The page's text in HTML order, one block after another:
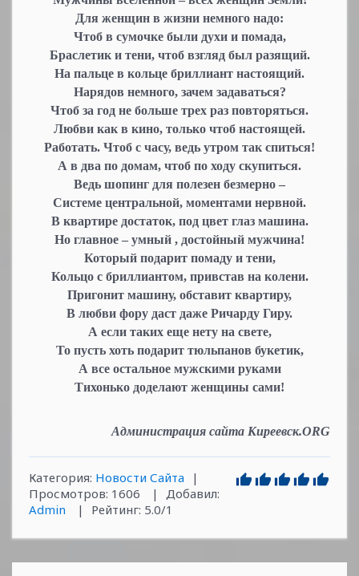
Для женщин в жизни немного надо:
Чтоб в сумочке были духи и помада,
Браслетик и тени, чтоб взгляд был разящий.
На пальце в кольце бриллиант настоящий.
Нарядов немного, зачем задаваться?
Чтоб за год не больше трех раз повторяться.
Любви как в кино, только чтоб настоящей.
Работать. Чтоб с часу, ведь утром так спиться!
А в два по домам, чтоб по ходу скупиться.
Ведь шопинг для полезен безмерно –
Системе центральной, моментами нервной.
В квартире достаток, под цвет глаз машина.
Но главное – умный , достойный мужчина!
Который подарит помаду и тени,
Кольцо с бриллиантом, привстав на колени.
Пригонит машину, обставит квартиру,
В любви фору даст даже Ричарду Гиру.
А если таких еще нету на свете,
То пусть хоть подарит тюльпанов букетик,
А все остальное мужскими руками
Тихонько доделают женщины сами!
Администрация сайта Киреевск.ORG
Категория: Новости Сайта
|
Просмотров: 1606 | Добавил:
Admin
| Рейтинг: 5.0/1